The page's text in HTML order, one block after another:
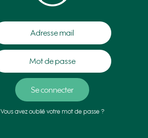
Vous avez oublié votre mot de passe ?